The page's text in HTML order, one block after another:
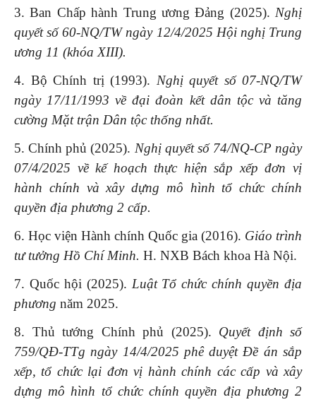
3. Ban Chấp hành Trung ương Đảng (2025). Nghị
quyết số 60-NQ/TW ngày 12/4/2025 Hội nghị Trung
ương 11 (khóa XIII).
4. Bộ Chính trị (1993). Nghị quyết số 07-NQ/TW
ngày 17/11/1993 về đại đoàn kết dân tộc và tăng
cường Mặt trận Dân tộc thống nhất.
5. Chính phủ (2025). Nghị quyết số 74/NQ-CP ngày
07/4/2025 về kế hoạch thực hiện sắp xếp đơn vị
hành chính và xây dựng mô hình tổ chức chính
quyền địa phương 2 cấp.
6. Học viện Hành chính Quốc gia (2016). Giáo trình
tư tưởng Hồ Chí Minh. H. NXB Bách khoa Hà Nội.
7. Quốc hội (2025). Luật Tổ chức chính quyền địa
phương năm 2025.
8. Thủ tướng Chính phủ (2025). Quyết định số
759/QĐ-TTg ngày 14/4/2025 phê duyệt Đề án sắp
xếp, tổ chức lại đơn vị hành chính các cấp và xây
dựng mô hình tổ chức chính quyền địa phương 2